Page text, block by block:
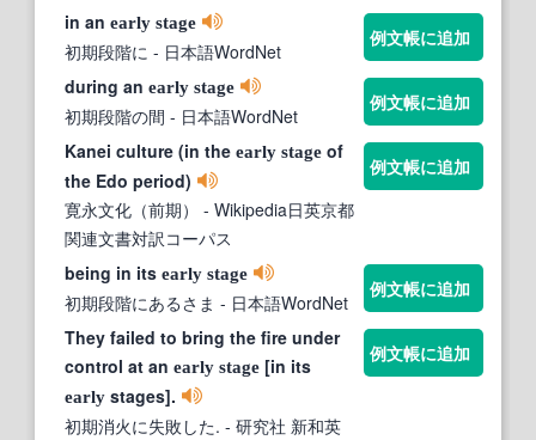
in an early stage
初期段階に - 日本語WordNet
例文帳に追加
during an early stage
初期段階の間 - 日本語WordNet
例文帳に追加
Kanei culture (in the early stage of
the Edo period)
寛永文化（前期）
- Wikipedia日英京都
関連文書対訳コーパス
例文帳に追加
being in its early stage
初期段階にあるさま - 日本語WordNet
例文帳に追加
They failed to bring the fire under
control at an early stage [in its
early stages].
初期消火に失敗した. - 研究社 新和英
例文帳に追加